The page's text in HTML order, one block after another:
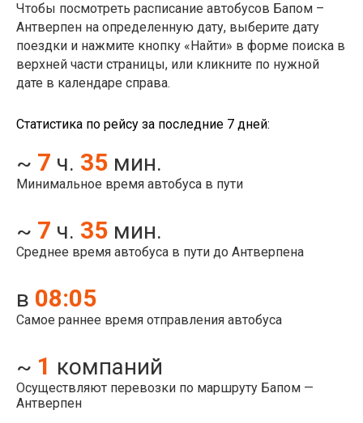
Чтобы посмотреть расписание автобусов Бапом –
Антверпен на определенную дату, выберите дату
поездки и нажмите кнопку «Найти» в форме поиска в
верхней части страницы, или кликните по нужной
дате в календаре справа.
Статистика по рейсу за последние 7 дней:
~ 7 ч. 35 мин.
Минимальное время автобуса в пути
~ 7 ч. 35 мин.
Среднее время автобуса в пути до Антверпена
в 08:05
Самое раннее время отправления автобуса
~ 1 компаний
Осуществляют перевозки по маршруту Бапом —
Антверпен